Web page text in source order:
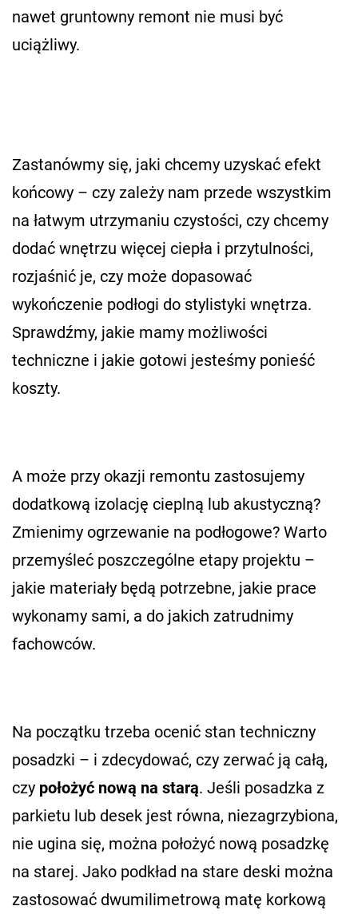
nawet gruntowny remont nie musi być
uciążliwy.
Zastanówmy się, jaki chcemy uzyskać efekt
końcowy – czy zależy nam przede wszystkim
na łatwym utrzymaniu czystości, czy chcemy
dodać wnętrzu więcej ciepła i przytulności,
rozjaśnić je, czy może dopasować
wykończenie podłogi do stylistyki wnętrza.
Sprawdźmy, jakie mamy możliwości
techniczne i jakie gotowi jesteśmy ponieść
koszty.
A może przy okazji remontu zastosujemy
dodatkową izolację cieplną lub akustyczną?
Zmienimy ogrzewanie na podłogowe? Warto
przemyśleć poszczególne etapy projektu –
jakie materiały będą potrzebne, jakie prace
wykonamy sami, a do jakich zatrudnimy
fachowców.
Na początku trzeba ocenić stan techniczny
posadzki – i zdecydować, czy zerwać ją całą,
czy położyć nową na starą. Jeśli posadzka z
parkietu lub desek jest równa, niezagrzybiona,
nie ugina się, można położyć nową posadzkę
na starej. Jako podkład na stare deski można
zastosować dwumilimetrową matę korkową